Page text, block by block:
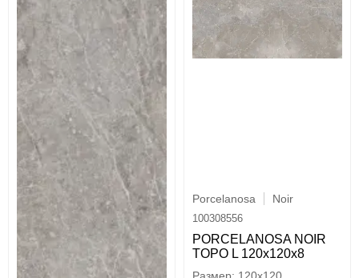
Porcelanosa Noir
100308556
PORCELANOSA NOIR
TOPO L 120х120x8